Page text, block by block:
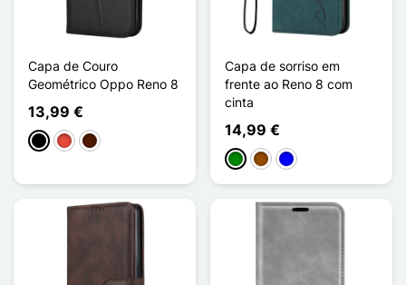
Capa de Couro
Geométrico Oppo Reno 8
13,99 €
PretoVermelhoCastanho escuro
Capa de sorriso em
frente ao Reno 8 com
cinta
14,99 €
VerdeCastanho
Azul